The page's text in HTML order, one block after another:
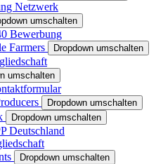
Netzwerk
umschalten
Bewerbung
Farmers
Dropdown umschalten
umschalten
Dropdown umschalten
Dropdown umschalten
Deutschland
Dropdown umschalten